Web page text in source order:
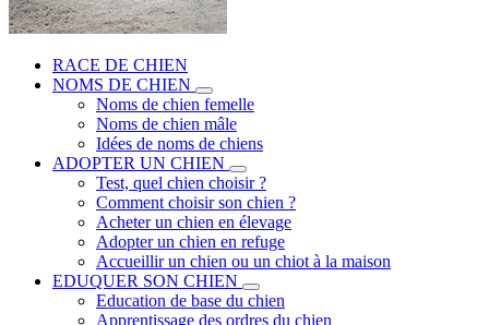
RACE DE CHIEN
NOMS DE CHIEN
Noms de chien femelle
Noms de chien mâle
Idées de noms de chiens
ADOPTER UN CHIEN
Test, quel chien choisir ?
Comment choisir son chien ?
Acheter un chien en élevage
Adopter un chien en refuge
Accueillir un chien ou un chiot à la maison
EDUQUER SON CHIEN
Education de base du chien
Apprentissage des ordres du chien